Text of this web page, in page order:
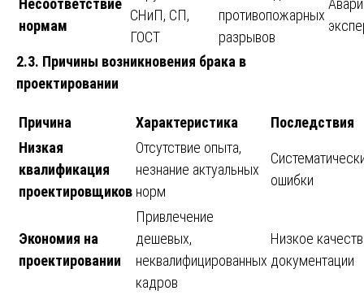
Несоответствие
нормам
СНиП, СП,
ГОСТ
противопожарных
разрывов
2.3. Причины возникновения брака в
проектировании
Причина Характеристика
Последствия
Низкая
квалификация
проектировщиков
Отсутствие опыта,
незнание актуальных
норм
ошибки
Экономия на
проектировании
Привлечение
дешевых,
неквалифицированных
кадров
Низкое
документации